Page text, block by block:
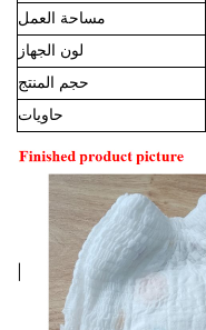
مساحة العمل
لون الجهاز
حجم المنتج
حاويات